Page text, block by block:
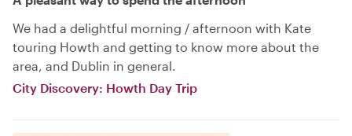
We had a delightful morning / afternoon with Kate
touring Howth and getting to know more about the
area, and Dublin in general.
City Discovery: Howth Day Trip